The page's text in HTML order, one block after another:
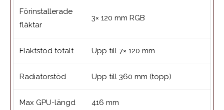
Förinstallerade
fläktar
3× 120 mm RGB
Fläktstöd totalt Upp till 7× 120 mm
Radiatorstöd Upp till 360 mm (topp)
Max GPU-längd 416 mm